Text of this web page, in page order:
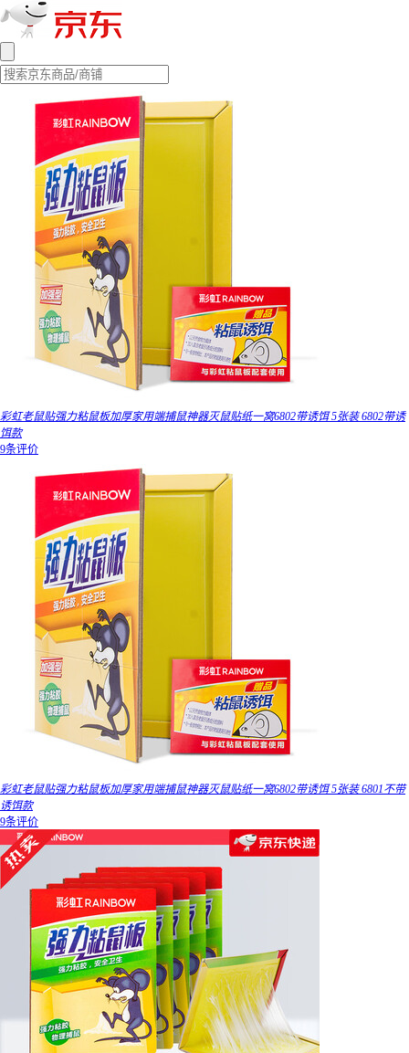
彩虹老鼠贴强力粘鼠板加厚家用端捕鼠神器灭鼠贴纸一窝6802带诱饵 5张装 6802带诱
饵款
9条评价
彩虹老鼠贴强力粘鼠板加厚家用端捕鼠神器灭鼠贴纸一窝6802带诱饵 5张装 6801不带
诱饵款
9条评价